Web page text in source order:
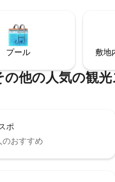
装
ご予約は48時間前までにお
す。 キャンセルに伴うペナ
トの負担となります（
に基づき最大50%）。 21
ェックインのみ_ホテルの
プール 敷地
他⁠の人⁠気⁠の観⁠
ポ
おすすめ